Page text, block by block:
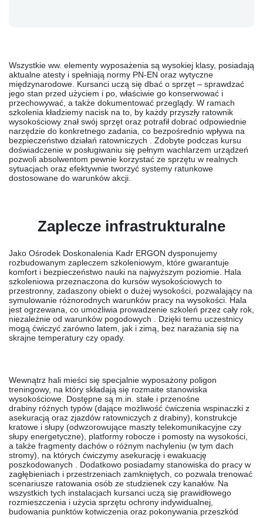
Wszystkie ww. elementy wyposażenia są wysokiej klasy, posiadają
aktualne atesty i spełniają normy PN-EN oraz wytyczne
międzynarodowe. Kursanci uczą się dbać o sprzęt – sprawdzać
jego stan przed użyciem i po, właściwie go konserwować i
przechowywać, a także dokumentować przeglądy. W ramach
szkolenia kładziemy nacisk na to, by każdy przyszły ratownik
wysokościowy znał swój sprzęt oraz potrafił dobrać odpowiednie
narzędzie do konkretnego zadania , co bezpośrednio wpływa na
bezpieczeństwo działań ratowniczych . Zdobyte podczas kursu
doświadczenie w posługiwaniu się pełnym wachlarzem urządzeń
pozwoli absolwentom pewnie korzystać ze sprzętu w realnych
sytuacjach oraz efektywnie tworzyć systemy ratunkowe
dostosowane do warunków akcji.
Zaplecze infrastrukturalne
Jako Ośrodek Doskonalenia Kadr ERGON dysponujemy
rozbudowanym zapleczem szkoleniowym, które gwarantuje
komfort i bezpieczeństwo nauki na najwyższym poziomie. Hala
szkoleniowa przeznaczona do kursów wysokościowych to
przestronny, zadaszony obiekt o dużej wysokości, pozwalający na
symulowanie różnorodnych warunków pracy na wysokości. Hala
jest ogrzewana, co umożliwia prowadzenie szkoleń przez cały rok,
niezależnie od warunków pogodowych . Dzięki temu uczestnicy
mogą ćwiczyć zarówno latem, jak i zimą, bez narażania się na
skrajne temperatury czy opady.
Wewnątrz hali mieści się specjalnie wyposażony poligon
treningowy, na który składają się rozmaite stanowiska
wysokościowe . Dostępne są m.in. stałe i przenośne
drabiny różnych typów (dające możliwość ćwiczenia wspinaczki z
asekuracją oraz zjazdów ratowniczych z drabiny), konstrukcje
kratowe i słupy (odwzorowujące maszty telekomunikacyjne czy
słupy energetyczne), platformy robocze i pomosty na wysokości,
a także fragmenty dachów o różnym nachyleniu (w tym dach
stromy), na których ćwiczymy asekurację i ewakuację
poszkodowanych . Dodatkowo posiadamy stanowiska do pracy w
zagłębieniach i przestrzeniach zamkniętych, co pozwala trenować
scenariusze ratowania osób ze studzienek czy kanałów. Na
wszystkich tych instalacjach kursanci uczą się prawidłowego
rozmieszczenia i użycia sprzętu ochrony indywidualnej,
budowania punktów kotwiczenia oraz pokonywania przeszkód